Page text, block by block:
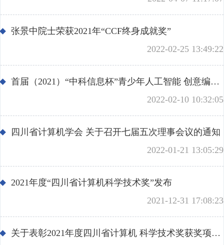
学术论道撷英
张景中院士荣获2021年“CCF终身成就奖”
2022-02-25 13:49:22
首届（2021）“中科信息杯”青少年人工智能 创意编程大赛》获奖的通知
2022-02-10 10:32:05
四川省计算机学会 关于召开七届五次理事会议的通知
2022-01-21 13:05:29
2021年度“四川省计算机科学技术奖”发布
2021-12-31 17:08:23
关于表彰2021年度四川省计算机 科学技术奖获奖项目的通知